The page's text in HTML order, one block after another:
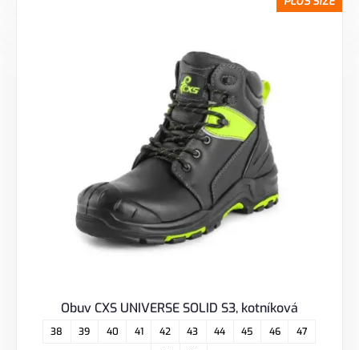
Obuv CXS UNIVERSE SOLID S3, kotníková
38 39 40 41 42 43 44 45 46
47